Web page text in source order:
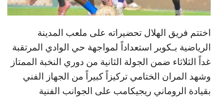
اختتم فريق الهلال تحضيراته على ملعب المدينة
الرياضية بـكوبر استعداداً لمواجهة حي الوادي المرتقبة
غداً الثلاثاء ضمن الجولة الثانية من دوري النخبة الممتاز
وشهد المران الختامي تركيزاً كبيراً من الجهاز الفني
بقيادة الروماني ريجيكامب على الجوانب الفنية